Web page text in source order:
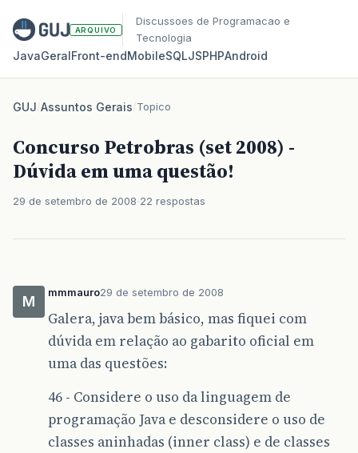
ARQUIVO
Discussoes de Programacao e
Tecnologia
JavaGeralFront‑endMobileSQLJSPHPAndroid
GUJ/Assuntos Gerais/Topico
Concurso Petrobras (set 2008) -
Dúvida em uma questão!
29 de setembro de 2008 22 respostas
M
mmmauro29 de setembro de 2008
Galera, java bem básico, mas fiquei com
dúvida em relação ao gabarito oficial em
uma das questões:
46 - Considere o uso da linguagem de
programação Java e desconsidere o uso de
classes aninhadas (inner class) e de classes